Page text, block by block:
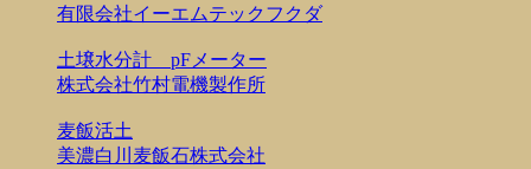
有限会社イーエムテックフクダ
土壌水分計 pFメーター
株式会社竹村電機製作所
麦飯活土
美濃白川麦飯石株式会社